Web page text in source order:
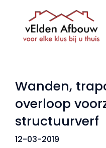
Wanden,
overloop
structuurverf
12-03-2019